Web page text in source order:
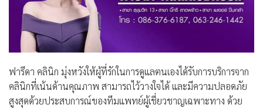
ฟารีดา คลินิก มุ่งหวังให้ผู้ที่รักในการดูแลตนเองได้รับการบริการจาก
คลินิกที่เน้นด้านคุณภาพ สามารถไว้วางใจได้ และมีความปลอดภัย
สูงสุดด้วยประสบการณ์ของทีมแพทย์ผู้เชี่ยวชาญเฉพาะทาง ด้วย